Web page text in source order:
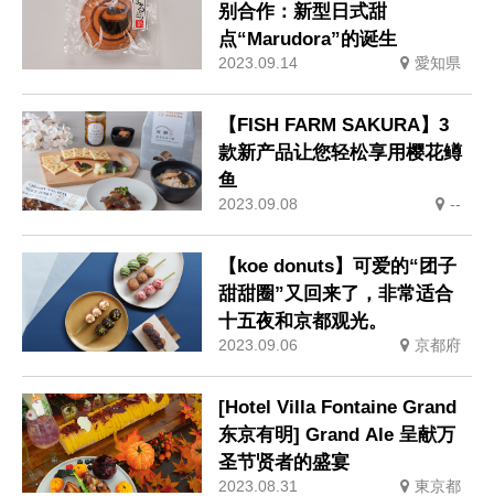
别合作：新型日式甜
点“Marudora”的诞生
2023.09.14 愛知県
【FISH FARM SAKURA】3
款新产品让您轻松享用樱花鳟
鱼
2023.09.08 --
【koe donuts】可爱的“团子
甜甜圈”又回来了，非常适合
十五夜和京都观光。
2023.09.06 京都府
[Hotel Villa Fontaine Grand
东京有明] Grand Ale 呈献万
圣节贤者的盛宴
2023.08.31 東京都